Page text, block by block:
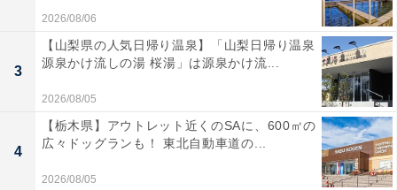
2026/08/06
3
【山梨県の人気日帰り温泉】「山梨日帰り温泉
源泉かけ流しの湯 桜湯」は源泉かけ流...
2026/08/05
4
【栃木県】アウトレット近くのSAに、600㎡の
広々ドッグランも！ 東北自動車道の...
2026/08/05